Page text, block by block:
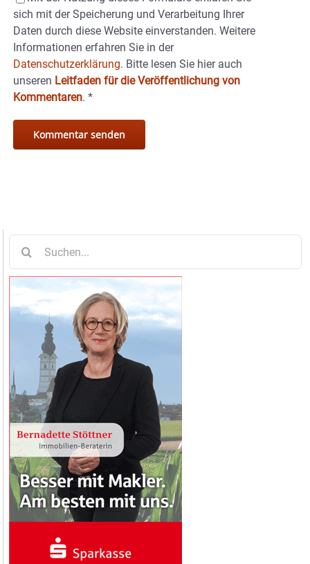
sich mit der Speicherung und Verarbeitung Ihrer
Daten durch diese Website einverstanden. Weitere
Informationen erfahren Sie in der
Datenschutzerklärung. Bitte lesen Sie hier auch
unseren Leitfaden für die Veröffentlichung von
Kommentaren. *
nach: